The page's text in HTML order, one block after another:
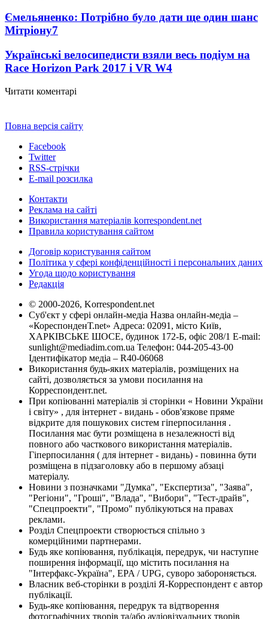
Ємельяненко: Потрібно було дати ще один шанс
Мітріону7
Українські велосипедисти взяли весь подіум на
Race Horizon Park 2017 і VR W4
Читати коментарі
Повна версія сайту
Facebook
Twitter
RSS-стрічки
E-mail розсилка
Контакти
Реклама на сайті
Використання матеріалів korrespondent.net
Правила користування сайтом
Договір користування сайтом
Політика у сфері конфіденційності і персональних даних
Угода щодо користування
Редакція
© 2000-2026, Korrespondent.net
Суб'єкт у сфері онлайн-медіа Назва онлайн-медіа –
«КореспонденТ.net» Адреса: 02091, місто Київ,
ХАРКІВСЬКЕ ШОСЕ, будинок 172-Б, офіс 208/1 E-mail:
sunlight@mediadim.com.ua Телефон: 044-205-43-00
Ідентифікатор медіа – R40-06068
Використання будь-яких матеріалів, розміщених на
сайті, дозволяється за умови посилання на
Корреспондент.net.
При копіюванні матеріалів зі сторінки « Новини України
і світу» , для інтернет - видань - обов'язкове пряме
відкрите для пошукових систем гіперпосилання .
Посилання має бути розміщена в незалежності від
повного або часткового використання матеріалів.
Гіперпосилання ( для інтернет - видань) - повинна бути
розміщена в підзаголовку або в першому абзаці
матеріалу.
Новини з позначками "Думка", "Експертиза", "Заява",
"Регіони", "Гроші", "Влада", "Вибори", "Тест-драйв",
"Спецпроекти", "Промо" публікуються на правах
реклами.
Розділ Спецпроекти створюється спільно з
комерційними партнерами.
Будь яке копіювання, публікація, передрук, чи наступне
поширення інформації, що містить посилання на
"Інтерфакс-Україна", EPA / UPG, суворо забороняється.
Власник веб-сторінки в розділі Я-Корреспондент є автор
публікації.
Будь-яке копіювання, передрук та відтворення
фотографічних творів та/або аудіовізуальних творів